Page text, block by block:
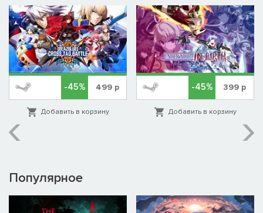
-45% 499р
Добавить в корзину
-45% 399 р
Добавить в корзину
Популярное